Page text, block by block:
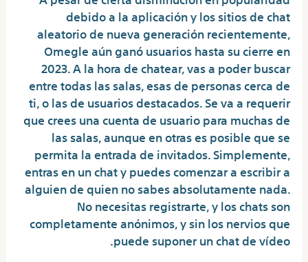
debido a la aplicación y los sitios de chat
aleatorio de nueva generación recientemente,
Omegle aún ganó usuarios hasta su cierre en
2023. A la hora de chatear, vas a poder buscar
entre todas las salas, esas de personas cerca de
ti, o las de usuarios destacados. Se va a requerir
que crees una cuenta de usuario para muchas de
las salas, aunque en otras es posible que se
permita la entrada de invitados. Simplemente,
entras en un chat y puedes comenzar a escribir a
alguien de quien no sabes absolutamente nada.
No necesitas registrarte, y los chats son
completamente anónimos, y sin los nervios que
puede suponer un chat de vídeo.